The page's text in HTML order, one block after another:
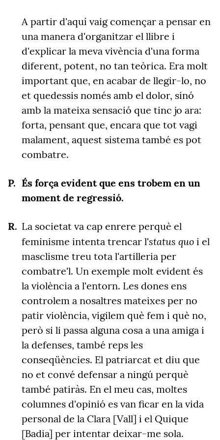
A partir d'aquí vaig començar a pensar en
una manera d'organitzar el llibre i
d'explicar la meva vivència d'una forma
diferent, potent, no tan teòrica. Era molt
important que, en acabar de llegir-lo, no
et quedessis només amb el dolor, sinó
amb la mateixa sensació que tinc jo ara:
forta, pensant que, encara que tot vagi
malament, aquest sistema també es pot
combatre.
És força evident que ens trobem en un
moment de regressió.
La societat va cap enrere perquè el
feminisme intenta trencar l'status quo i el
masclisme treu tota l'artilleria per
combatre'l. Un exemple molt evident és
la violència a l'entorn. Les dones ens
controlem a nosaltres mateixes per no
patir violència, vigilem què fem i què no,
però si li passa alguna cosa a una amiga i
la defenses, també reps les
conseqüències. El patriarcat et diu que
no et convé defensar a ningú perquè
també patiràs. En el meu cas, moltes
columnes d'opinió es van ficar en la vida
personal de la Clara [Vall] i el Quique
[Badia] per intentar deixar-me sola.